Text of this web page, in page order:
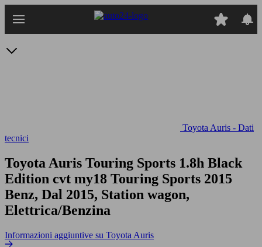
Toyota Auris - Dati
tecnici
Toyota Auris Touring Sports 1.8h Black
Edition cvt my18 Touring Sports 2015
Benz, Dal 2015, Station wagon,
Elettrica/Benzina
Informazioni aggiuntive su Toyota Auris